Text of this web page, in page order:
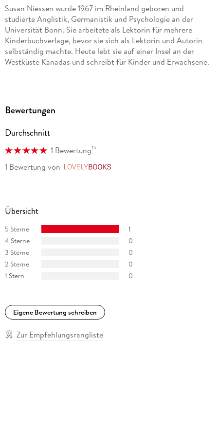
Susan Niessen wurde 1967 im Rheinland geboren und
studierte Anglistik, Germanistik und Psychologie an der
Universität Bonn. Sie arbeitete als Lektorin für mehrere
Kinderbuchverlage, bevor sie sich als Lektorin und Autorin
selbständig machte. Heute lebt sie auf einer Insel an der
Westküste Kanadas und schreibt für Kinder und Erwachsene.
Bewertungen
Durchschnitt
1 Bewertung15
1 Bewertung von
Übersicht
5 Sterne
1
4 Sterne
0
3 Sterne
0
2 Sterne
0
1 Stern
0
Eigene Bewertung schreiben
Zur Empfehlungsrangliste